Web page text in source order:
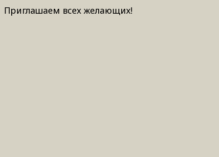
Приглашаем всех желающих!